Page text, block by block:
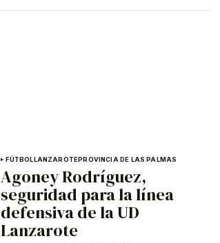
FÚTBOLLANZAROTEPROVINCIA DE LAS PALMAS
Agoney Rodríguez,
seguridad para la línea
defensiva de la UD
Lanzarote